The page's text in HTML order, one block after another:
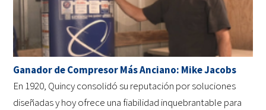
Ganador de Compresor Más Anciano: Mike Jacobs
En 1920, Quincy consolidó su reputación por soluciones
diseñadas y hoy ofrece una fiabilidad inquebrantable para